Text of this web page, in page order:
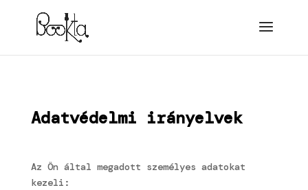
Adatvédelmi irányelvek
Az Ön által megadott személyes adatokat
kezeli: